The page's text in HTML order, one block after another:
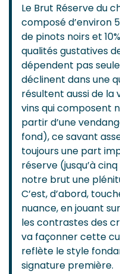
Le Brut Réserve du
composé d’environ
de pinots noirs et
qualités gustatives
dépendent pas
déclinent dans une
résultent aussi de la
vins qui composent
partir d’une
fond), ce savant
toujours une part
réserve (jusqu’à
notre brut une
C’est, d’abord,
nuance, en jouant
les contrastes des
va façonner cette
reflète le style
signature première.